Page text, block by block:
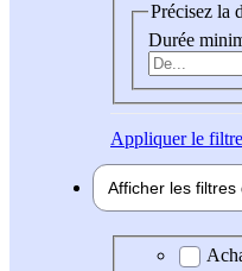
Précisez la
Durée
Appliquerle filtre
Afficher les filtres
Domaine